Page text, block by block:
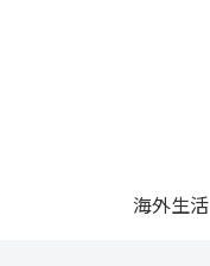
海外生活